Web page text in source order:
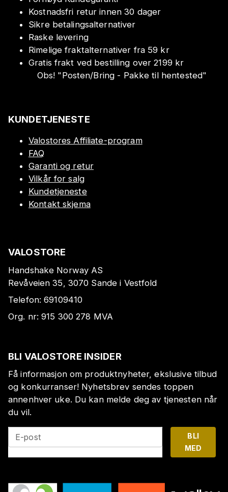
Kostnadsfri retur innen 30 dager
Sikre betalingsalternativer
Raske levering
Rimelige fraktalternativer fra 59 kr
Gratis frakt ved bestilling over 2199 kr
Obs! "Posten/Bring - Pakke til hentested"
KUNDETJENESTE
Valostores Affiliate-program
FAQ
Garanti og retur
Vilkår for salg
Kundetjeneste
Kontakt skjema
VALOSTORE
Handshake Norway AS
Revåveien 35, 3070 Sande i Vestfold
Telefon:69109410
Org. nr:915 300 278 MVA
BLI VALOSTORE INSIDER
Få informasjon om produktnyheter, ekslusive tilbud
og konkurranser! Nyhetsbrev sendes toppen
annenhver uke. Du kan melde deg av tjenesten når
du vil.
E-post
BLI
MED